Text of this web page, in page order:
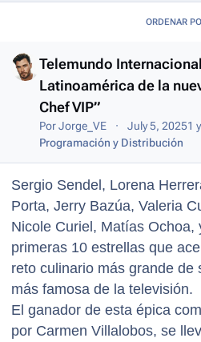
ORDENAR
Telemundo
Latinoamérica de la
Chef VIP”
PorJorge_VE July 5, 20251
Programación y Distribución
Sergio Sendel, Lorena
Porta, Jerry Bazúa, Valeria
Nicole Curiel, Matías Ochoa,
primeras 10 estrellas que
reto culinario más grande de
más famosa de la televisión.
El ganador de esta épica
por Carmen Villalobos, se